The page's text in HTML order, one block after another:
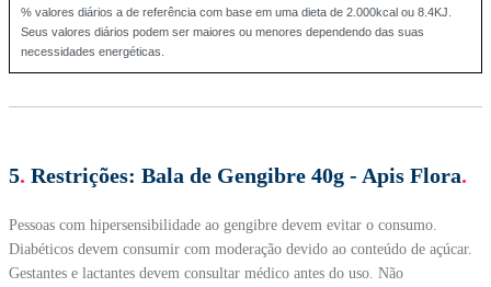
% valores diários a de referência com base em uma dieta de 2.000kcal ou 8.4KJ.
Seus valores diários podem ser maiores ou menores dependendo das suas
necessidades energéticas.
5. Restrições: Bala de Gengibre 40g - Apis Flora.
Pessoas com hipersensibilidade ao gengibre devem evitar o consumo.
Diabéticos devem consumir com moderação devido ao conteúdo de açúcar.
Gestantes e lactantes devem consultar médico antes do uso. Não